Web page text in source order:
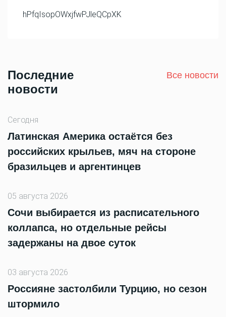
hPfqIsopOWxjfwPJleQCpXK
Последние
новости
Все новости
Сегодня
Латинская Америка остаётся без
российских крыльев, мяч на стороне
бразильцев и аргентинцев
05 августа 2026
Сочи выбирается из расписательного
коллапса, но отдельные рейсы
задержаны на двое суток
03 августа 2026
Россияне застолбили Турцию, но сезон
штормило